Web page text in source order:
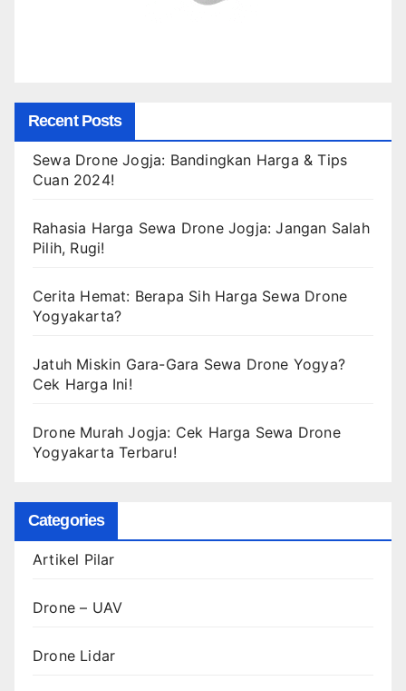
Recent Posts
Sewa Drone Jogja: Bandingkan Harga & Tips
Cuan 2024!
Rahasia Harga Sewa Drone Jogja: Jangan Salah
Pilih, Rugi!
Cerita Hemat: Berapa Sih Harga Sewa Drone
Yogyakarta?
Jatuh Miskin Gara-Gara Sewa Drone Yogya?
Cek Harga Ini!
Drone Murah Jogja: Cek Harga Sewa Drone
Yogyakarta Terbaru!
Categories
Artikel Pilar
Drone – UAV
Drone Lidar